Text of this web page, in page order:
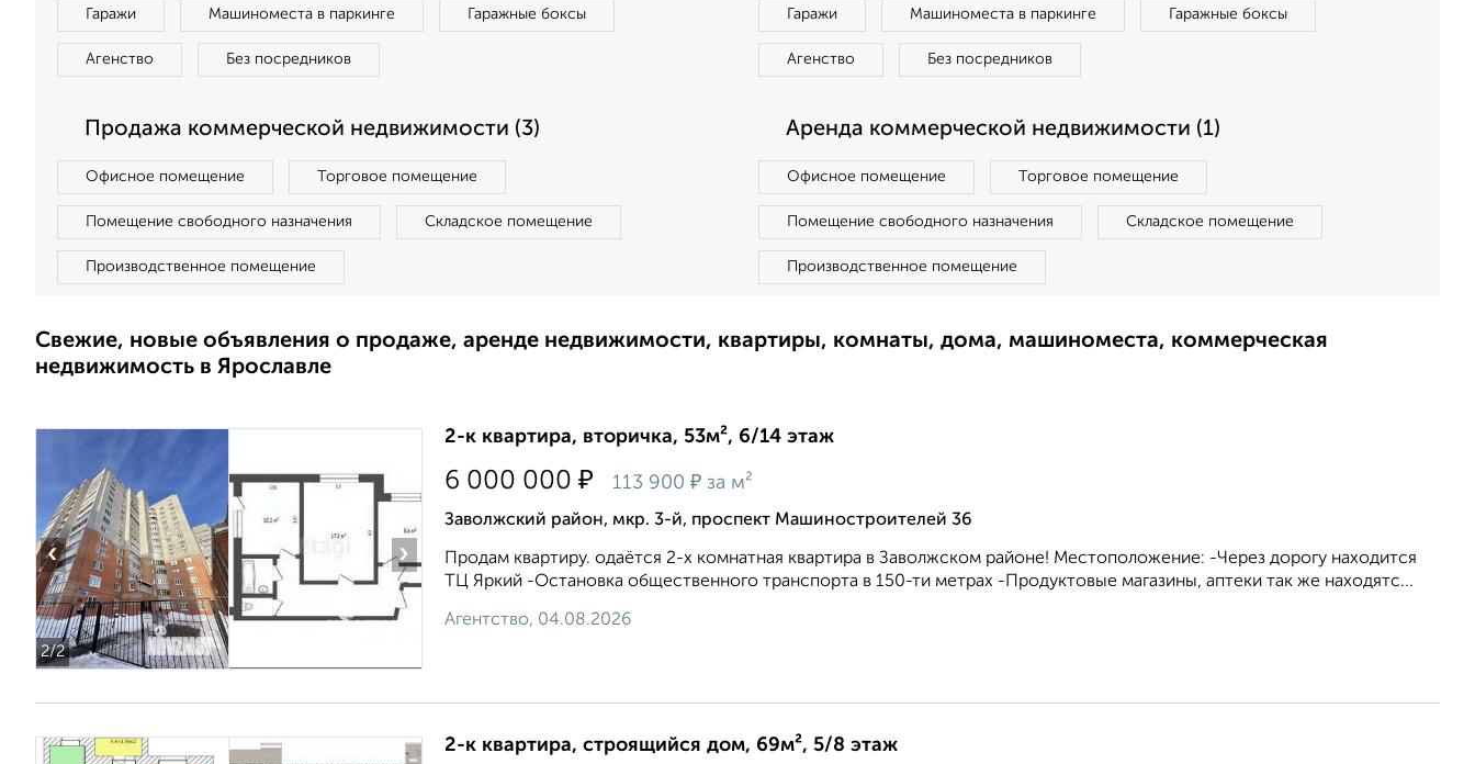
Гаражи Машиноместа в паркинге Гаражные боксы
Агенство Без посредников
Гаражи Машиноместа в паркинге Гаражные боксы
Агенство Без посредников
Продажа коммерческой недвижимости (3)
Офисное помещение Торговое помещение
Помещение свободного назначения Складское помещение
Производственное помещение
Аренда коммерческой недвижимости (1)
Офисное помещение Торговое помещение
Помещение свободного назначения Складское помещение
Производственное помещение
Свежие, новые объявления о продаже, аренде недвижимости, квартиры, комнаты, дома, машиноместа, коммерческая
недвижимость в Ярославле
2/2
‹ ›
2-к квартира, вторичка, 53м², 6/14 этаж
6 000 000 ₽ 113 900 ₽ за м²
Заволжский район, мкр. 3-й, проспект Машиностроителей 36
Продам квартиру. одаётся 2-х комнатная квартира в Заволжском районе! Местоположение: -Через дорогу находится
ТЦ Яркий -Остановка общественного транспорта в 150-ти метрах -Продуктовые магазины, аптеки так же находятс...
Агентство, 04.08.2026
2-к квартира, строящийся дом, 69м², 5/8 этаж